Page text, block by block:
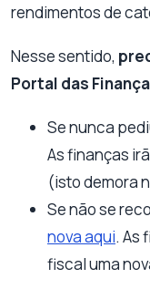
rendimentos de
Nesse sentido,
Portal das
Se nunca
As finanças
(isto demora
Se não se
nova aqui. As
fiscal uma